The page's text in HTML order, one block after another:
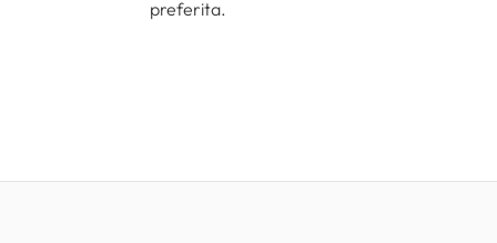
preferita.